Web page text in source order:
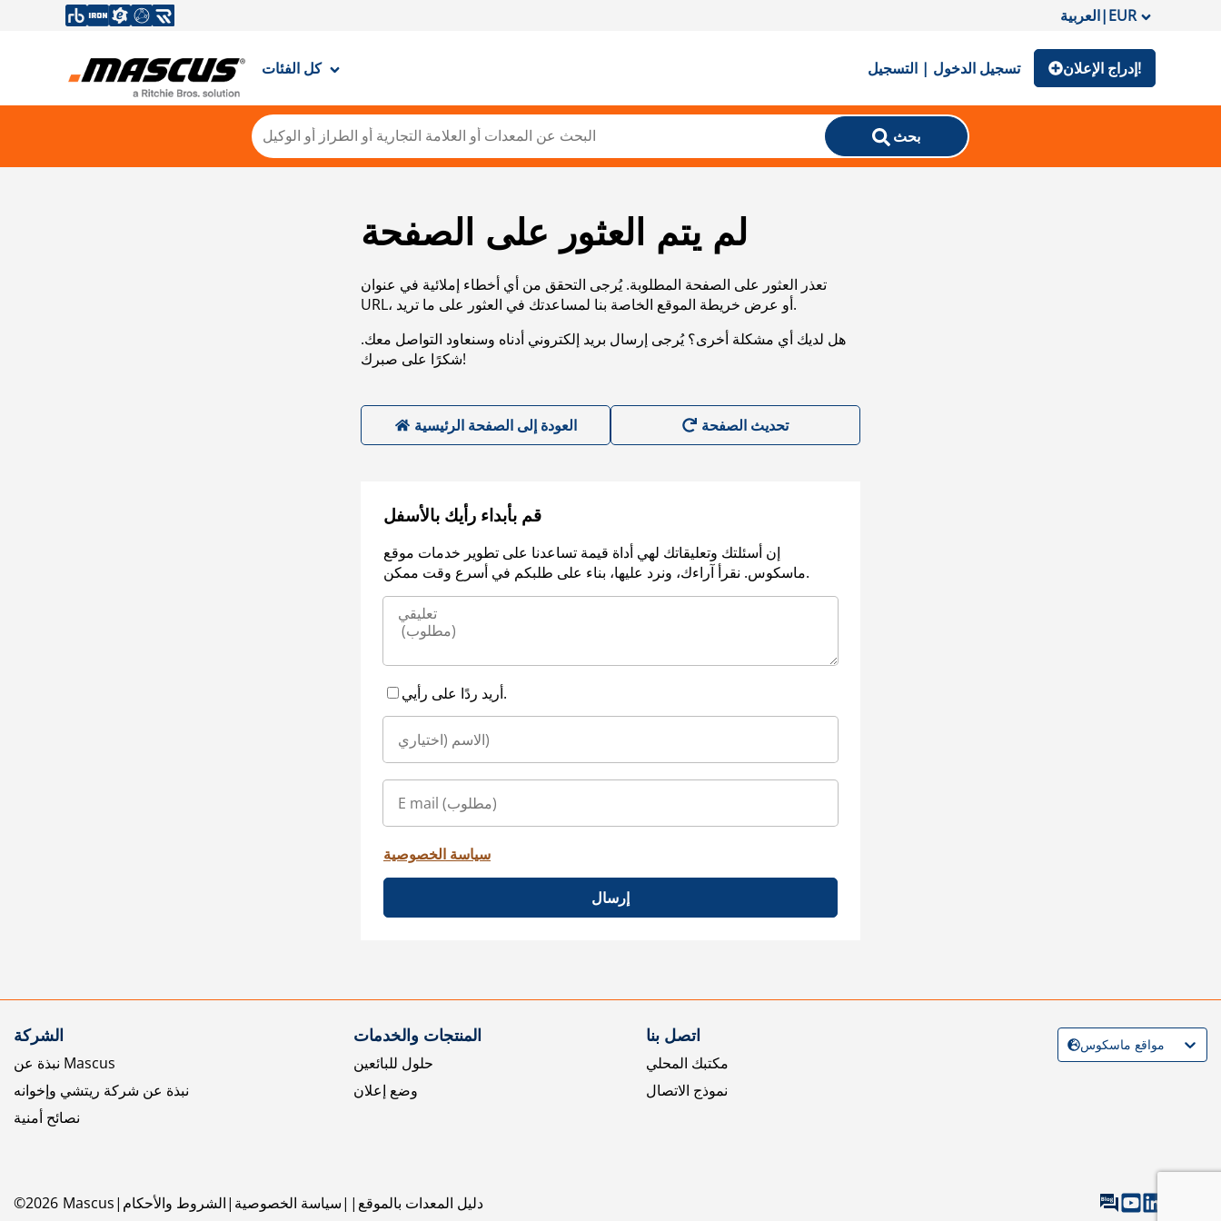
العربية|EUR
كل الفئات تسجيل الدخول | التسجيل إدراج الإعلان!
بحث
لم يتم العثور على الصفحة
تعذر العثور على الصفحة المطلوبة. يُرجى التحقق من أي أخطاء إملائية في عنوان
URL، أو عرض خريطة الموقع الخاصة بنا لمساعدتك في العثور على ما تريد.
هل لديك أي مشكلة أخرى؟ يُرجى إرسال بريد إلكتروني أدناه وسنعاود التواصل معك.
شكرًا على صبرك!
العودة إلى الصفحة الرئيسية
قم بأبداء رأيك بالأسفل
إن أسئلتك وتعليقاتك لهي أداة قيمة تساعدنا على تطوير خدمات موقع
ماسكوس. نقرأ آراءك، ونرد عليها، بناء على طلبكم في أسرع وقت ممكن.
أريد ردًا على رأيي.
سياسة الخصوصية
إرسال
الشركة
نبذة عن Mascus
نبذة عن شركة ريتشي وإخوانه
نصائح أمنية
المنتجات والخدمات
حلول للبائعين
وضع إعلان
اتصل بنا
مكتبك المحلي
نموذج الاتصال
©2026 Mascus الشروط والأحكام سياسة الخصوصية دليل المعدات بالموقع
مواقع ماسكوس